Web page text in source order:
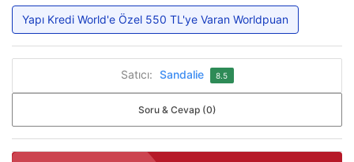
Yapı Kredi World'e Özel 550 TL'ye Varan Worldpuan
Satıcı: Sandalie 8.5
Soru & Cevap (0)